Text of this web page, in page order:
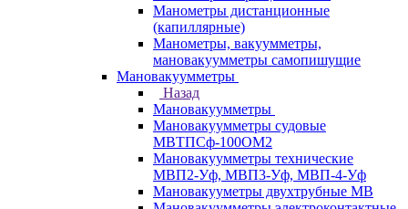
Манометры дистанционные
(капиллярные)
Манометры, вакуумметры,
мановакуумметры самопишущие
Мановакуумметры
Назад
Мановакуумметры
Мановакуумметры судовые
МВТПСф-100ОМ2
Мановакуумметры технические
МВП2-Уф, МВП3-Уф, МВП-4-Уф
Мановакууметры двухтрубные МВ